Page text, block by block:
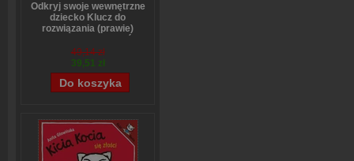
Odkryj swoje wewnętrzne
dziecko Klucz do
rozwiązania (prawie)
Stefanie Stahl
49,14 zł
39,51 zł